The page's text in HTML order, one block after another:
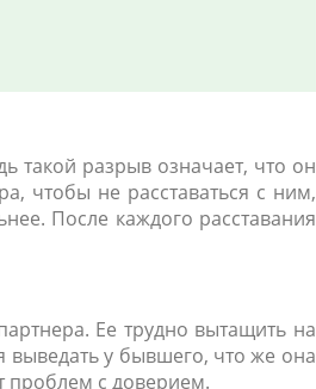
такой разрыв означает, что он
чтобы не расставаться с ним,
После каждого расставания
Ее трудно вытащить на
выведать у бывшего, что же она
проблем с доверием.